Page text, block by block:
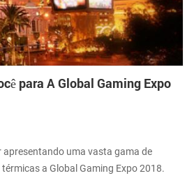
para A Global Gaming Expo
apresentando uma vasta gama de
a Global Gaming Expo 2018.